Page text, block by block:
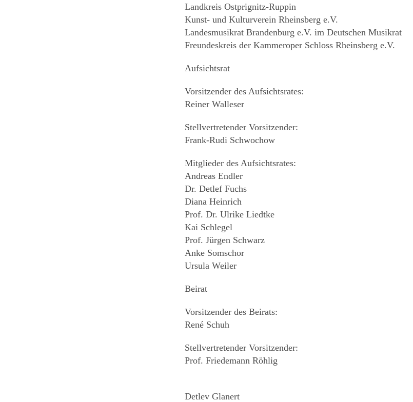
Landkreis Ostprignitz-Ruppin
Kunst- und Kulturverein Rheinsberg e.V.
Landesmusikrat Brandenburg e.V. im Deutschen Musikrat
Freundeskreis der Kammeroper Schloss Rheinsberg e.V.
Aufsichtsrat
Vorsitzender des Aufsichtsrates:
Reiner Walleser
Stellvertretender Vorsitzender:
Frank-Rudi Schwochow
Mitglieder des Aufsichtsrates:
Andreas Endler
Dr. Detlef Fuchs
Diana Heinrich
Prof. Dr. Ulrike Liedtke
Kai Schlegel
Prof. Jürgen Schwarz
Anke Somschor
Ursula Weiler
Beirat
Vorsitzender des Beirats:
René Schuh
Stellvertretender Vorsitzender:
Prof. Friedemann Röhlig
Detlev Glanert